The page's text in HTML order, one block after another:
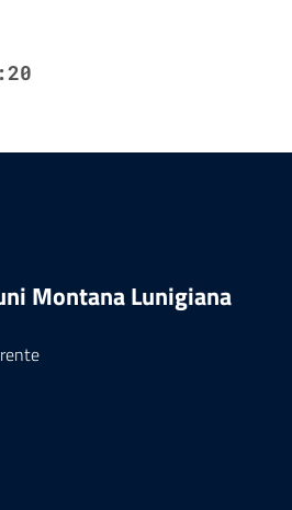
Montana Lunigiana